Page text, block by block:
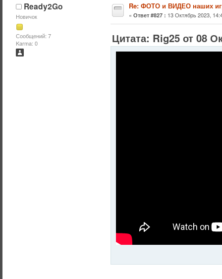
Ready2Go
Новичок
Сообщений: 7
Karma: 0
Re: ФОТО и ВИДЕО наших
« Ответ #827 : 13 Октябрь 2023,
Цитата: Rig25 от 08